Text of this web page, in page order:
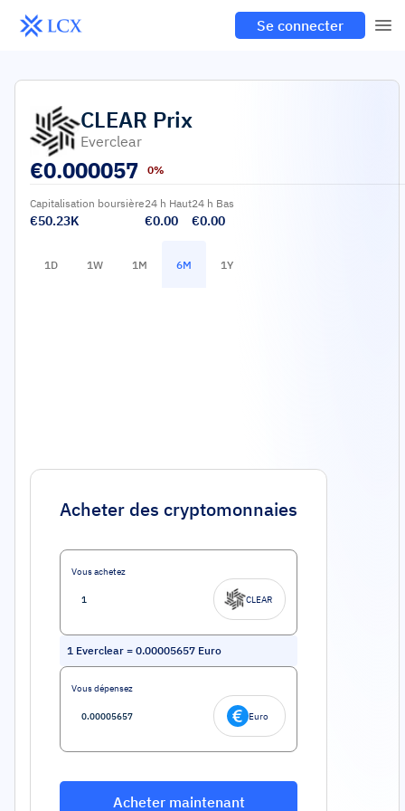
Se connecter
CLEAR Prix
Everclear
€0.000057 0%
Capitalisation boursière
€50.23K
24 h Haut
€0.00
24 h Bas
€0.00
1D 1W 1M 6M 1Y
Acheter des cryptomonnaies
Vous achetez
CLEAR
1 Everclear = 0.00005657 Euro
Vous dépensez
Euro
Acheter maintenant